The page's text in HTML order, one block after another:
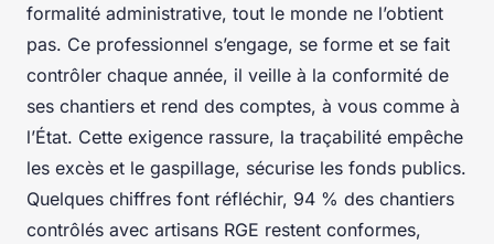
formalité administrative, tout le monde ne l’obtient
pas. Ce professionnel s’engage, se forme et se fait
contrôler chaque année, il veille à la conformité de
ses chantiers et rend des comptes, à vous comme à
l’État. Cette exigence rassure, la traçabilité empêche
les excès et le gaspillage, sécurise les fonds publics.
Quelques chiffres font réfléchir, 94 % des chantiers
contrôlés avec artisans RGE restent conformes,